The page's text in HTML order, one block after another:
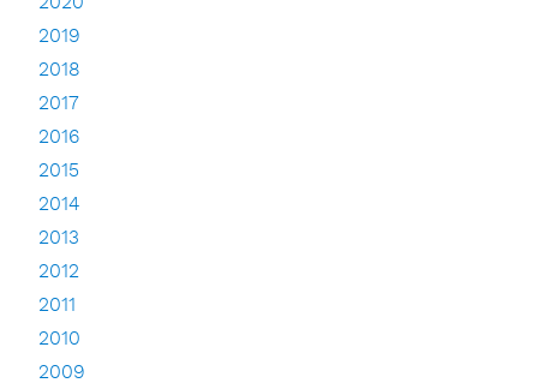
2019
2018
2017
2016
2015
2014
2013
2012
2011
2010
2009